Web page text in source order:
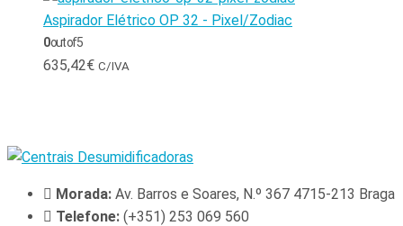
Aspirador Elétrico OP 32 - Pixel/Zodiac
0out of 5
635,42€ C/IVA
Morada: Av. Barros e Soares, N.º 367 4715-213 Braga
Telefone: (+351) 253 069 560